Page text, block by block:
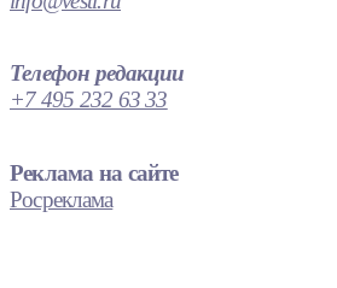
Телефон редакции
+7 495 232 63 33
Реклама на сайте
Росреклама